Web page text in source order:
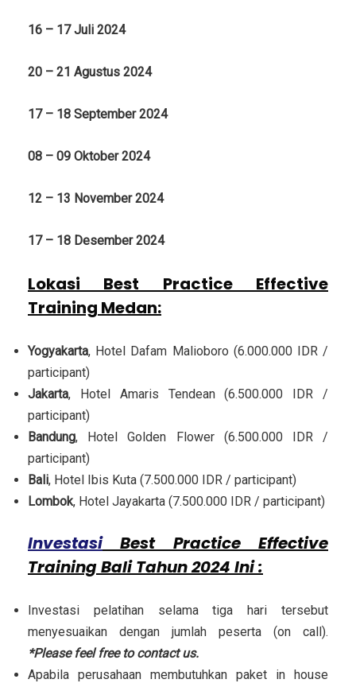
16 – 17 Juli 2024
20 – 21 Agustus 2024
17 – 18 September 2024
08 – 09 Oktober 2024
12 – 13 November 2024
17 – 18 Desember 2024
Lokasi Best Practice Effective
Training Medan:
Yogyakarta, Hotel Dafam Malioboro (6.000.000 IDR /
participant)
Jakarta, Hotel Amaris Tendean (6.500.000 IDR /
participant)
Bandung, Hotel Golden Flower (6.500.000 IDR /
participant)
Bali, Hotel Ibis Kuta (7.500.000 IDR / participant)
Lombok, Hotel Jayakarta (7.500.000 IDR / participant)
InvestasiBest Practice Effective
Training Bali Tahun 2024 Ini :
Investasi pelatihan selama tiga hari tersebut
menyesuaikan dengan jumlah peserta (on call).
*Please feel free to contact us.
Apabila perusahaan membutuhkan paket in house